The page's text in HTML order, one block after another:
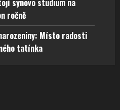
ročně
Místo radosti
tatínka